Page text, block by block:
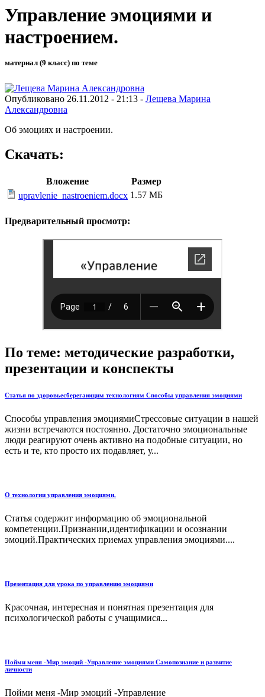
Управление эмоциями и
настроением.
материал (9 класс) по теме
Опубликовано 26.11.2012 - 21:13 - Лещева Марина
Александровна
Об эмоциях и настроении.
Скачать:
Вложение
Размер
upravlenie_nastroeniem.docx 1.57 МБ
Предварительный просмотр:
По теме: методические разработки,
презентации и конспекты
Статья по здоровьесберегающим технологиям Способы управления эмоциями
Способы управления эмоциямиСтрессовые ситуации в нашей
жизни встречаются постоянно. Достаточно эмоциональные
люди реагируют очень активно на подобные ситуации, но
есть и те, кто просто их подавляет, у...
О технологии управления эмоциями.
Статья содержит информацию об эмоциональной
компетенции.Признании,идентификации и осознании
эмоций.Практических приемах управления эмоциями....
Презентация для урока по управлению эмоциями
Красочная, интересная и понятная презентация для
психологической работы с учащимися...
Пойми меня -Мир эмоций -Управление эмоциями Самопознание и развитие
личности
Пойми меня -Мир эмоций -Управление